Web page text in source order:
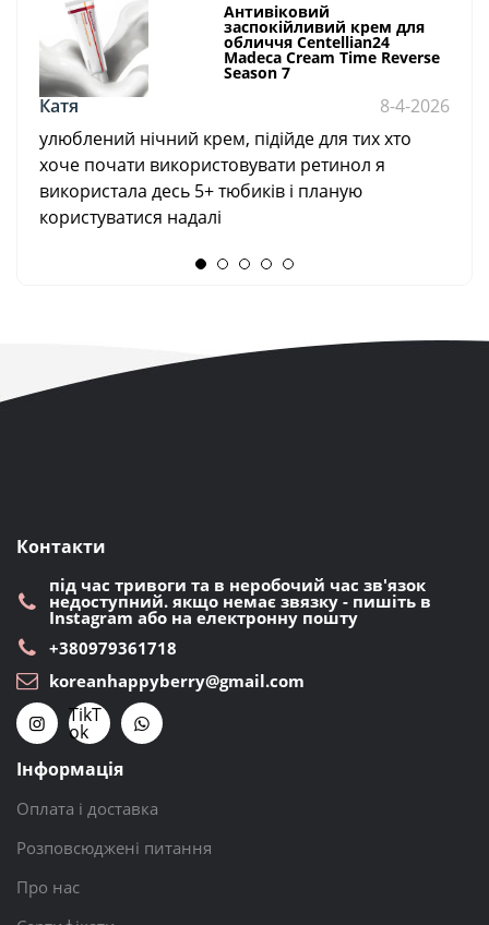
Антивіковий
заспокійливий крем для
обличчя Centellian24
Madeca Cream Time Reverse
Season 7
Катя
8-4-2026
улюблений нічний крем, підійде для тих хто
хоче почати використовувати ретинол я
використала десь 5+ тюбиків і планую
користуватися надалі
Контакти
під час тривоги та в неробочий час зв'язок
недоступний. якщо немає звязку - пишіть в
Instagram або на електронну пошту
+380979361718
koreanhappyberry@gmail.com
TikT
ok
Інформація
Оплата і доставка
Розповсюджені питання
Про нас